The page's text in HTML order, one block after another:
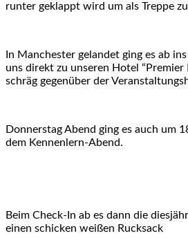
runter geklappt wird um als Treppe
In Manchester gelandet ging es ab
uns direkt zu unseren Hotel “Premier
schräg gegenüber der
Donnerstag Abend ging es auch um
dem Kennenlern-Abend.
Beim Check-In ab es dann die
einen schicken weißen Rucksack